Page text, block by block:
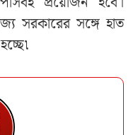
সরকারের সঙ্গে হাত